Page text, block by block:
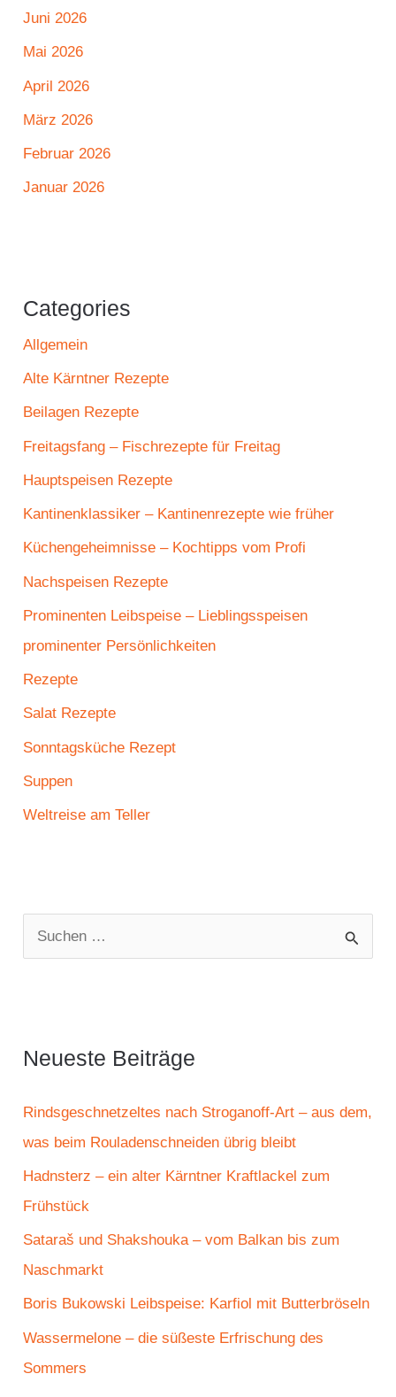
Juni 2026
Mai 2026
April 2026
März 2026
Februar 2026
Januar 2026
Categories
Allgemein
Alte Kärntner Rezepte
Beilagen Rezepte
Freitagsfang – Fischrezepte für Freitag
Hauptspeisen Rezepte
Kantinenklassiker – Kantinenrezepte wie früher
Küchengeheimnisse – Kochtipps vom Profi
Nachspeisen Rezepte
Prominenten Leibspeise – Lieblingsspeisen
prominenter Persönlichkeiten
Rezepte
Salat Rezepte
Sonntagsküche Rezept
Suppen
Weltreise am Teller
u
e
n
a
c
h
Neueste Beiträge
Rindsgeschnetzeltes nach Stroganoff-Art – aus dem,
was beim Rouladenschneiden übrig bleibt
Hadnsterz – ein alter Kärntner Kraftlackel zum
Frühstück
Sataraš und Shakshouka – vom Balkan bis zum
Naschmarkt
Boris Bukowski Leibspeise: Karfiol mit Butterbröseln
Wassermelone – die süßeste Erfrischung des
Sommers